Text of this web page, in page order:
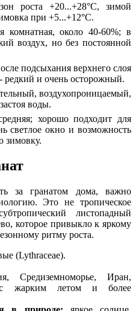
роста +20...+28°C, зимой
при +5...+12°C.
комнатная, около 40-60%; в
воздух, но без постоянной
подсыхания верхнего слоя
редкий и очень осторожный.
воздухопроницаемый,
воды.
хорошо подходит для
светлое окно и возможность
зимовку.
за гранатом дома, важно
Это не тропическое
листопадный
которое привыкло к яркому
ритму роста.
(Lythraceae).
Средиземноморье, Иран,
с жарким летом и более